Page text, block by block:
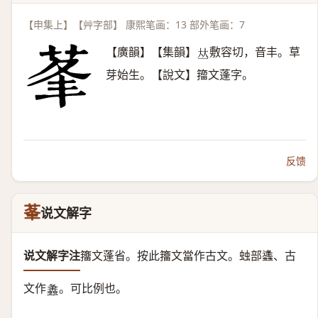
【申集上】【艸字部】 康熙笔画：13 部外笔画：7
【廣韻】【集韻】 𠀤敷容切，音丰。草
芽始生。【說文】籀文蓬字。
反馈
莑说文解字
说文解字注籒文蓬省。 按此籒文當作古文。䖵部蠭、古
文作𧒒 。可比例也。